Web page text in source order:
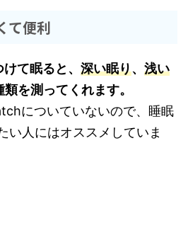
て便利
て眠ると、 深い眠り、 浅い
を測ってくれます。
についていないので、睡眠
い人にはオススメしていま